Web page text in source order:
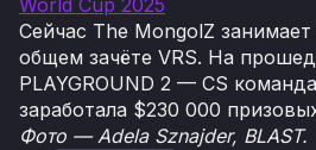
World Cup 2025
Сейчас The MongolZ
общем зачёте VRS. На
PLAYGROUND 2 — CS
заработала $230 000
Фото — Adela Sznajder, BLAST.